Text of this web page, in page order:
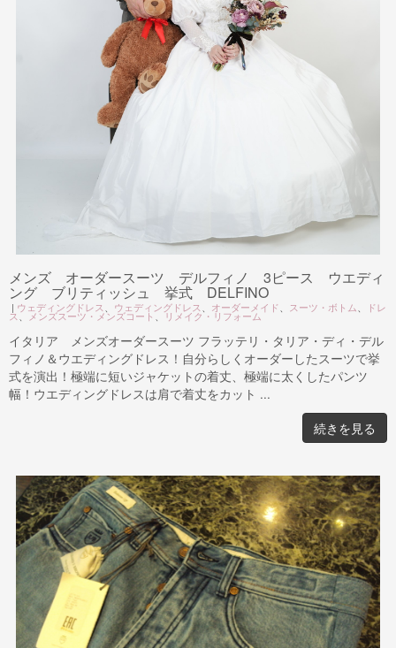
メンズ オーダースーツ デルフィノ 3ピース ウエディ
ング ブリティッシュ 挙式 DELFINO
| ウェディングドレス、 ウェディングドレス、 オーダーメイド、 スーツ・ボトム、 ドレ
ス、 メンズスーツ・メンズコート 、 リメイク・リフォーム
イタリア メンズオーダースーツ フラッテリ・タリア・ディ・デル
フィノ＆ウエディングドレス！自分らしくオーダーしたスーツで挙
式を演出！極端に短いジャケットの着丈、極端に太くしたパンツ
幅！ウエディングドレスは肩で着丈をカット ...
続きを見る